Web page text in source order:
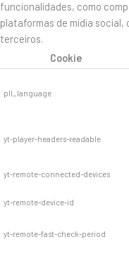
funcionalidades, como
plataformas de mídia
terceiros.
Cookie
pll_language
yt-player-headers-readable
yt-remote-connected-devices
yt-remote-device-id
yt-remote-fast-check-period